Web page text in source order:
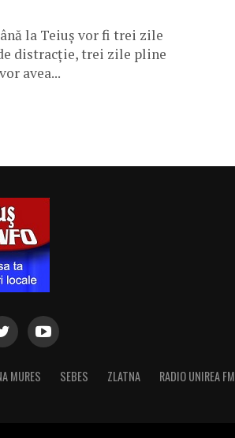
la Teiuș vor fi trei zile
distracţie, trei zile pline
avea...
MURES SEBES ZLATNA RADIO UNIREA FM